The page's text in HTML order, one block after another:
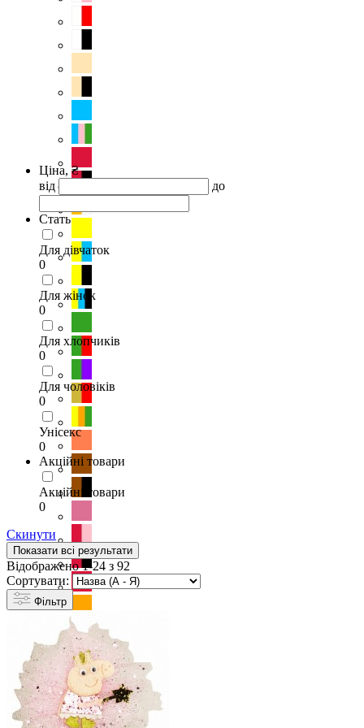
Ціна, ₴
від
до
Стать
Для дівчаток
0
Для жінок
0
Для хлопчиків
0
Для чоловіків
0
Унісекс
0
Акційні товари
Акційні товари
0
Скинути
Показати всі результати
Відображено 1-24 з 92
Сортувати:
Фільтр